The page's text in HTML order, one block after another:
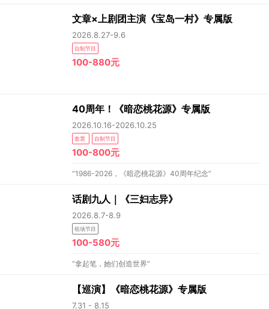
文章×上剧团主演《宝岛一村》专属版
2026.8.27-9.6
自制节目
100-880元
40周年！《暗恋桃花源》专属版
2026.10.16-2026.10.25
套票 自制节目
100-800元
“1986-2026，《暗恋桃花源》40周年纪念”
话剧九人｜《三妇志异》
2026.8.7-8.9
租场节目
100-580元
“拿起笔，她们创造世界”
【巡演】《暗恋桃花源》专属版
7.31 - 8.15